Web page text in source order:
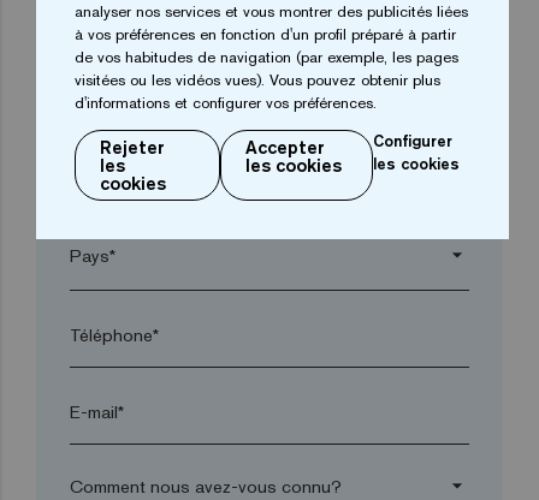
arrow_drop_down
Ville*
Code postal*
arrow_drop_down
Téléphone*
E-mail*
arrow_drop_down
analyser nos services et vous montrer des publicités liées
à vos préférences en fonction d'un profil préparé à partir
de vos habitudes de navigation (par exemple, les pages
visitées ou les vidéos vues). Vous pouvez obtenir plus
d'informations et configurer vos préférences.
Rejeter
les
cookies
Accepter
les cookies
Configurer
les cookies